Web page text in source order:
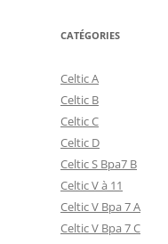
CATÉGORIES
Celtic A
Celtic B
Celtic C
Celtic D
Celtic S Bpa7 B
Celtic V à 11
Celtic V Bpa 7 A
Celtic V Bpa 7 C